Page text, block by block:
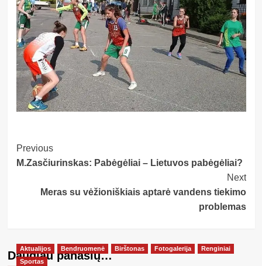
Post
Navigation
Previous
M.Zasčiurinskas: Pabėgėliai – Lietuvos pabėgėliai?
Next
Meras su vėžioniškiais aptarė vandens tiekimo
problemas
Daugiau panašių…
Aktualijos Bendruomenė Birštonas Fotogalerija
Renginiai
Sportas